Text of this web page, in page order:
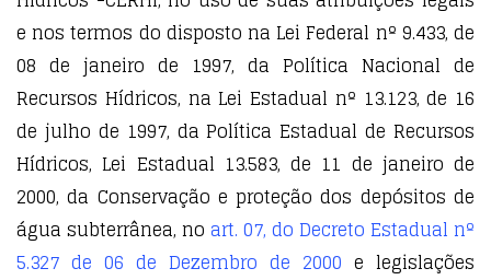
e nos termos do disposto na Lei Federal nº 9.433, de
08 de janeiro de 1997, da Política Nacional de
Recursos Hídricos, na Lei Estadual nº 13.123, de 16
de julho de 1997, da Política Estadual de Recursos
Hídricos, Lei Estadual 13.583, de 11 de janeiro de
2000, da Conservação e proteção dos depósitos de
água subterrânea, no art. 07, do Decreto Estadual nº
5.327 de 06 de Dezembro de 2000 e legislações